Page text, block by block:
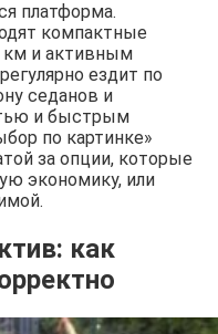
платформа.
компактные
км и активным
ездит по
седанов и
и быстрым
по картинке»
за опции, которые
экономику, или
как